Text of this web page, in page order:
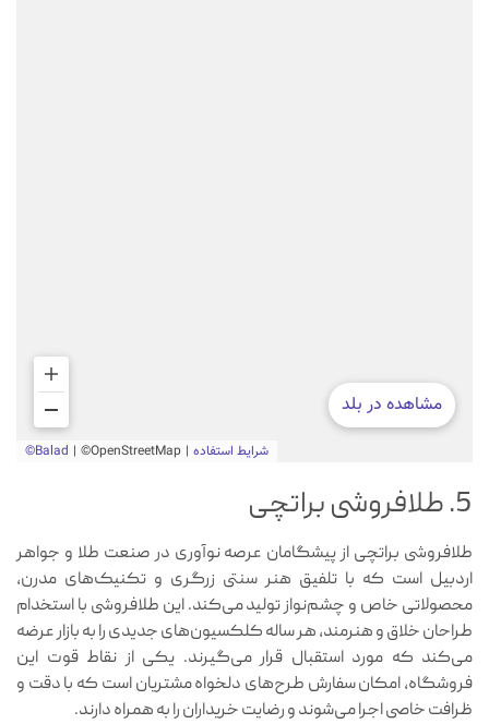
5. طلافروشی براتچی
طلافروشی براتچی از پیشگامان عرصه نوآوری در صنعت طلا و جواهر
اردبیل است که با تلفیق هنر سنتی زرگری و تکنیک‌های مدرن،
محصولاتی خاص و چشم‌نواز تولید می‌کند. این طلافروشی با استخدام
طراحان خلاق و هنرمند، هر ساله کلکسیون‌های جدیدی را به بازار عرضه
می‌کند که مورد استقبال قرار می‌گیرند. یکی از نقاط قوت این
فروشگاه، امکان سفارش طرح‌های دلخواه مشتریان است که با دقت و
ظرافت خاصی اجرا می‌شوند و رضایت خریداران را به همراه دارند.